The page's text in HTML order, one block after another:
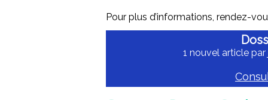
Pour plus d’informations, rendez-
1 nouvel article